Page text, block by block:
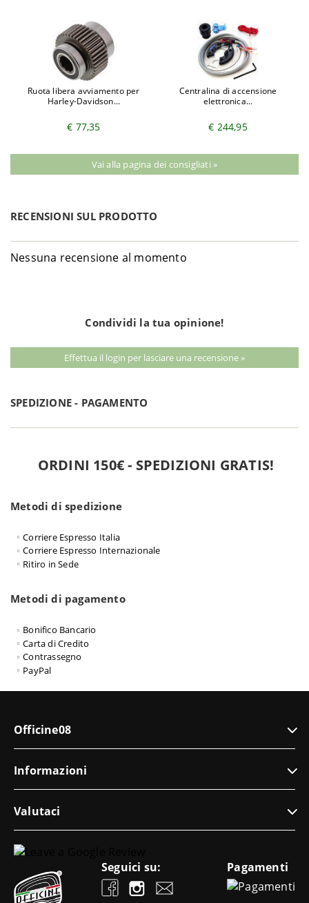
Ruota libera avviamento per
Harley-Davidson...
€ 77,35
Centralina di accensione
elettronica...
€ 244,95
Vai alla pagina dei consigliati »
RECENSIONI SUL PRODOTTO
Nessuna recensione al momento
Condividi la tua opinione!
Effettua il login per lasciare una recensione »
SPEDIZIONE - PAGAMENTO
ORDINI 150€ - SPEDIZIONI GRATIS!
Metodi di spedizione
Corriere Espresso Italia
Corriere Espresso Internazionale
Ritiro in Sede
Metodi di pagamento
Bonifico Bancario
Carta di Credito
Contrassegno
PayPal
Officine08
Informazioni
Valutaci
Seguici su: Pagamenti